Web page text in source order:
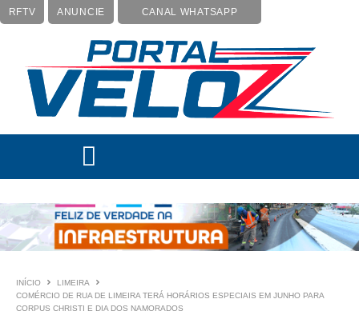
RFTV ANUNCIE CANAL WHATSAPP
INÍCIO
LIMEIRA
COMÉRCIO DE RUA DE LIMEIRA TERÁ HORÁRIOS ESPECIAIS EM JUNHO PARA
CORPUS CHRISTI E DIA DOS NAMORADOS